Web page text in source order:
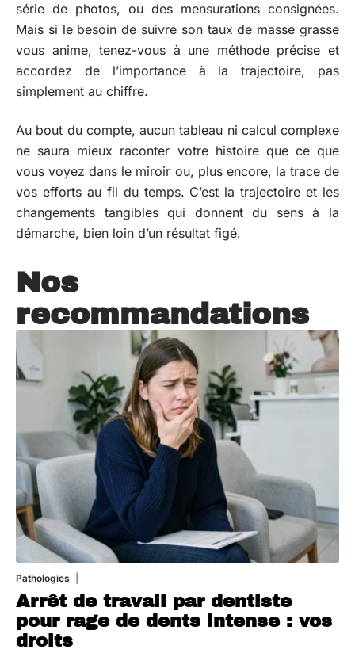
série de photos, ou des mensurations consignées.
Mais si le besoin de suivre son taux de masse grasse
vous anime, tenez-vous à une méthode précise et
accordez de l’importance à la trajectoire, pas
simplement au chiffre.
Au bout du compte, aucun tableau ni calcul complexe
ne saura mieux raconter votre histoire que ce que
vous voyez dans le miroir ou, plus encore, la trace de
vos efforts au fil du temps. C’est la trajectoire et les
changements tangibles qui donnent du sens à la
démarche, bien loin d’un résultat figé.
Nos
recommandations
Pathologies
Arrêt de travail par dentiste
pour rage de dents intense : vos
droits